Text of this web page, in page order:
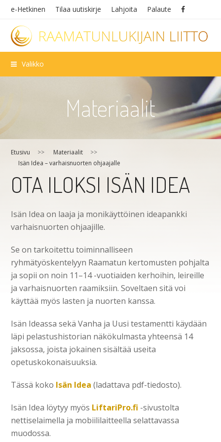
e-Hetkinen Tilaa uutiskirje Lahjoita Palaute
Valikko
Materiaalit
Etusivu >> Materiaalit
>>
Isän Idea – varhaisnuorten ohjaajalle
OTA ILOKSI ISÄN IDEA
Isän Idea on laaja ja monikäyttöinen ideapankki
varhaisnuorten ohjaajille.
Se on tarkoitettu toiminnalliseen
ryhmätyöskentelyyn Raamatun kertomusten pohjalta
ja sopii on noin 11–14 -vuotiaiden kerhoihin, leireille
ja varhaisnuorten raamiksiin. Soveltaen sitä voi
käyttää myös lasten ja nuorten kanssa.
Isän Ideassa sekä Vanha ja Uusi testamentti käydään
läpi pelastushistorian näkökulmasta yhteensä 14
jaksossa, joista jokainen sisältää useita
opetuskokonaisuuksia.
Tässä koko Isän Idea(ladattava pdf-tiedosto).
Isän Idea löytyy myös LiftariPro.fi -sivustolta
nettiselaimella ja mobiililaitteella selattavassa
muodossa.